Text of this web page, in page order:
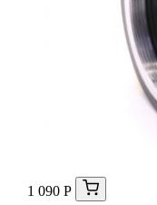
1 090 Р